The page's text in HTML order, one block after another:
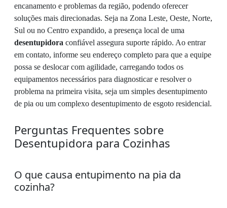
encanamento e problemas da região, podendo oferecer
soluções mais direcionadas. Seja na Zona Leste, Oeste, Norte,
Sul ou no Centro expandido, a presença local de uma
desentupidora confiável assegura suporte rápido. Ao entrar
em contato, informe seu endereço completo para que a equipe
possa se deslocar com agilidade, carregando todos os
equipamentos necessários para diagnosticar e resolver o
problema na primeira visita, seja um simples desentupimento
de pia ou um complexo desentupimento de esgoto residencial.
Perguntas Frequentes sobre
Desentupidora para Cozinhas
O que causa entupimento na pia da
cozinha?